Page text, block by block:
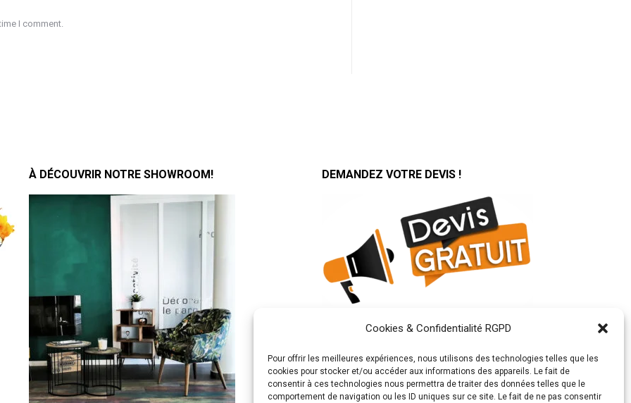
Cookies & Confidentialité RGPD
Pour offrir les meilleures expériences, nous utilisons des technologies telles que les
cookies pour stocker et/ou accéder aux informations des appareils. Le fait de
consentir à ces technologies nous permettra de traiter des données telles que le
comportement de navigation ou les ID uniques sur ce site. Le fait de ne pas consentir
I comment.
À DÉCOUVRIR NOTRE SHOWROOM! DEMANDEZ VOTRE DEVIS !
SUIVEZ TOUTE NOTRE
ACTUALITÉ SUR :